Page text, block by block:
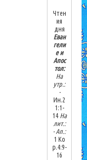
Чтен
ия
дня
Еван
гели
е и
Апос
тол:
На
утр.:
-
Ин.2
1:1-
14На
лит.:
-Ап.:
1 Ко
р.4:9-
16